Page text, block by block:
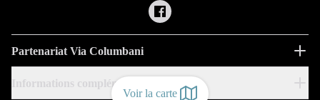
Voir la carte
Partenariat Via Columbani
Informations complémentaires